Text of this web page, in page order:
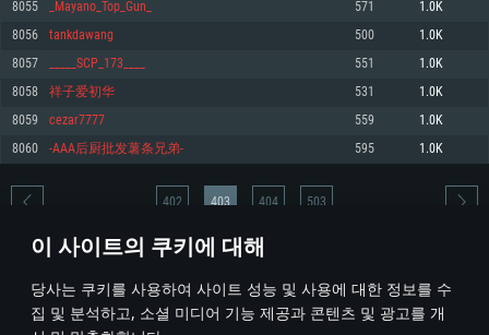
이 사이트의 쿠키에 대해
당사는 쿠키를 사용하여 사이트 성능 및 사용에 대한 정보를 수
집 및 분석하고, 소셜 미디어 기능 제공과 콘텐츠 및 광고를 개
권장 사양
570 혹은 그 이상
여유 저장 공간: 62.2 GB (전체 클라이언트)
권장 사양
네트워크: 브로드밴드 인터넷
여유 저장 공간: 62.2 GB (전체 클라이언트)
권장 사양
운영체제: Ubuntu 20.04 64bit
프로세서: Intel Core i7
메모리: 16 GB
그래픽 카드: Vulkan 을 지원하고, 최신 그래픽 드라이버를 지원하는 NVIDIA
1060 (6개월 미만) 혹은 그와 동급의 성능을 가지며 최신 그래픽 드라이버를
지원하는 AMD RX 570 (6개월 미만; 최소사양 지원 해상도 720p) 이상
여유 저장 공간: 62.2 GB (전체 클라이언트)
8055 _Mayano_Top_Gun_ 571 1.0K
8056 tankdawang 500 1.0K
8057 _____SCP_173____ 551 1.0K
8058 祥子爱初华 531 1.0K
8059 cezar7777 559 1.0K
8060 -AAA后厨批发薯条兄弟- 595 1.0K
* 순위표는 매일 1회 갱신됩니다
402 403 404 503